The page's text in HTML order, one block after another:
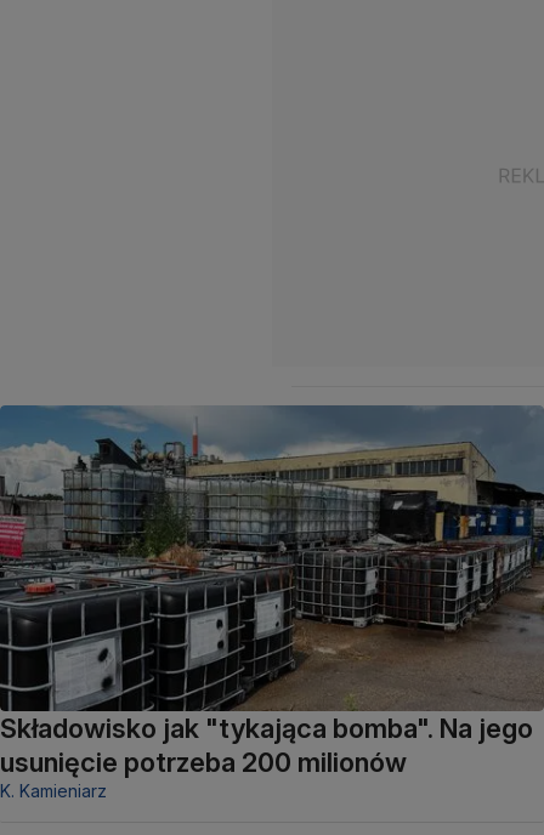
Składowisko jak "tykająca bomba". Na jego
usunięcie potrzeba 200 milionów
K. Kamieniarz